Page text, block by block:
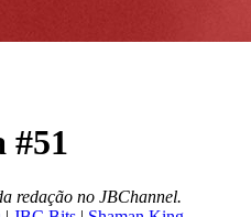
#51
redação no JBChannel.